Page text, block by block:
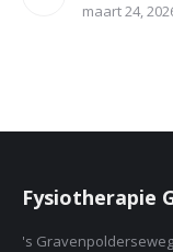
maart 24,
Fysiotherapie
's